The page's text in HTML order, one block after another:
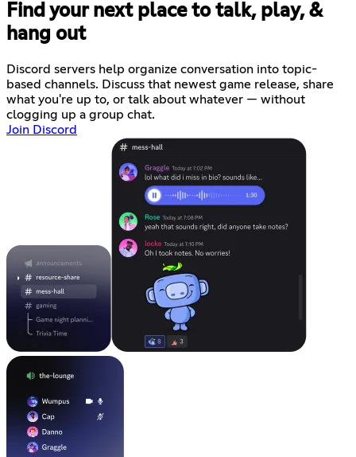
Find your next place to talk, play, &
hang out
Discord servers help organize conversation into topic-
based channels. Discuss that newest game release, share
what you're up to, or talk about whatever — without
clogging up a group chat.
Join Discord